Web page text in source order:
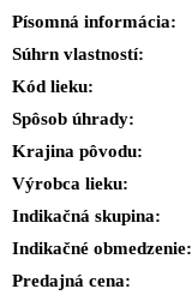
Písomná informácia:
Súhrn vlastností:
Kód lieku:
Spôsob úhrady:
Krajina pôvodu:
Výrobca lieku:
Indikačná skupina:
Indikačné obmedzenie:
Predajná cena: